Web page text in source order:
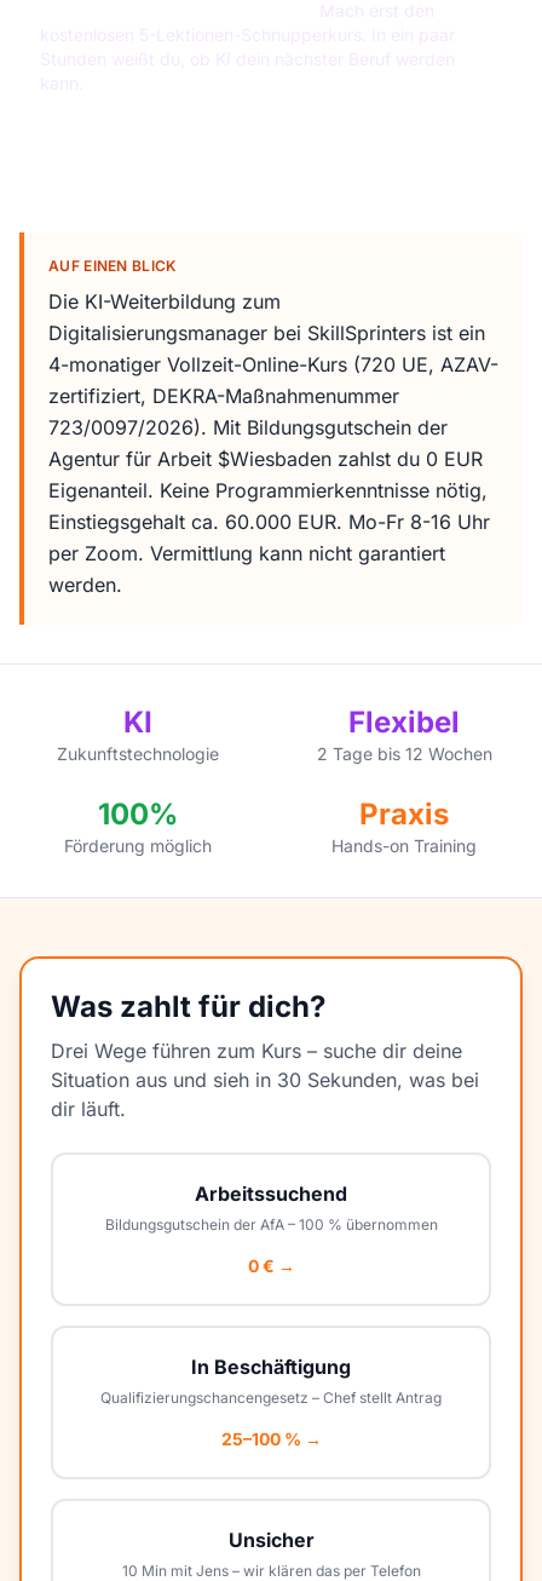
AUF EINEN BLICK
Die KI-Weiterbildung zum
Digitalisierungsmanager bei SkillSprinters ist ein
4-monatiger Vollzeit-Online-Kurs (720 UE, AZAV-
zertifiziert, DEKRA-Maßnahmenummer
723/0097/2026). Mit Bildungsgutschein der
Agentur für Arbeit $Wiesbaden zahlst du 0 EUR
Eigenanteil. Keine Programmierkenntnisse nötig,
Einstiegsgehalt ca. 60.000 EUR. Mo-Fr 8-16 Uhr
per Zoom. Vermittlung kann nicht garantiert
werden.
KI
Zukunftstechnologie
Flexibel
2 Tage bis 12 Wochen
100%
Förderung möglich
Praxis
Hands-on Training
Was zahlt für dich?
Drei Wege führen zum Kurs – suche dir deine
Situation aus und sieh in 30 Sekunden, was bei
dir läuft.
Arbeitssuchend
Bildungsgutschein der AfA – 100 % übernommen
0 € →
In Beschäftigung
Qualifizierungschancengesetz – Chef stellt Antrag
25–100 % →
Unsicher
10 Min mit Jens – wir klären das per Telefon